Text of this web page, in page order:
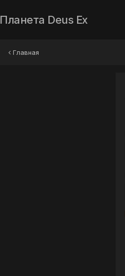
Планета Deus Ex
Главная